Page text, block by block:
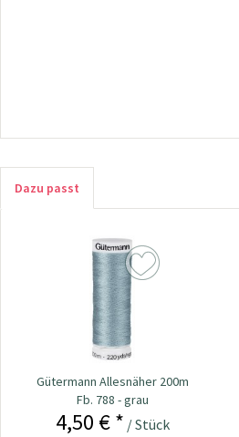
Dazu passt
Gütermann Allesnäher 200m
Fb. 788 - grau
4,50 € * / Stück